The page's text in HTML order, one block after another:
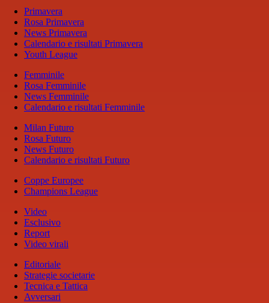
Primavera
Rosa Primavera
News Primavera
Calendario e risultati Primavera
Youth League
Femminile
Rosa Femminile
News Femminile
Calendario e risultati Femminile
Milan Futuro
Rosa Futuro
News Futuro
Calendario e risultati Futuro
Coppe Europee
Champions League
Video
Esclusivo
Report
Video virali
Editoriale
Strategie societarie
Tecnica e Tattica
Avversari